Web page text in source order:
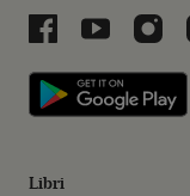
Libri aLibri a
Libri